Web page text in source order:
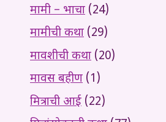
मामी – भाचा (24)
मामीची कथा (29)
मावशीची कथा (20)
मावस बहीण (1)
मित्राची आई (22)